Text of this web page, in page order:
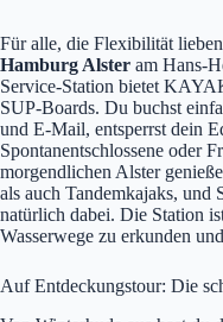
Für alle, die Flexibilität
Hamburg Alster am Hans-
Service-Station bietet
SUP-Boards. Du buchst
und E-Mail, entsperrst dein
Spontanentschlossene oder
morgendlichen Alster
als auch Tandemkajaks, und
natürlich dabei. Die Station
Wasserwege zu erkunden
Auf Entdeckungstour: Die